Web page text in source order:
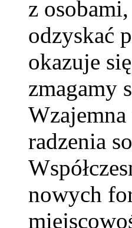
z
odzyskać
okazuje
zmagamy
radzenia
nowych